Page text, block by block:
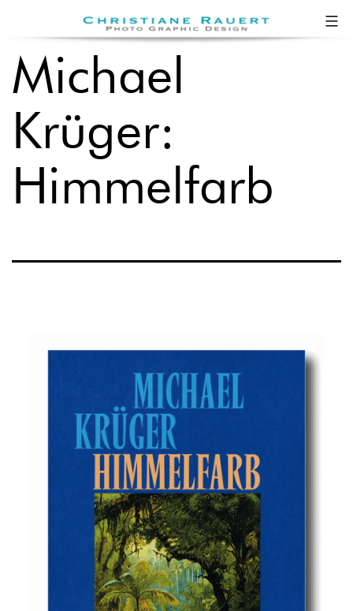
springen
Rauert
Michael
Krüger:
Himmelfarb